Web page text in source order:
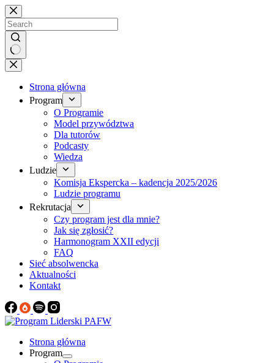
Brak
wyników
Strona główna
Program
O Programie
Model przywództwa
Dla tutorów
Podcasty
Wiedza
Ludzie
Komisja Ekspercka – kadencja 2025/2026
Ludzie programu
Rekrutacja
Czy program jest dla mnie?
Jak się zgłosić?
Harmonogram XXII edycji
FAQ
Sieć absolwencka
Aktualności
Kontakt
Strona główna
Program